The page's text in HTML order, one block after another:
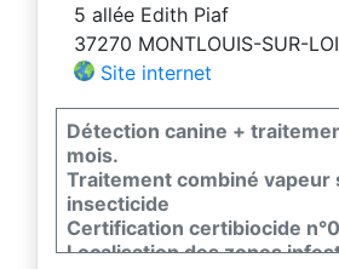
5 allée Edith Piaf
37270 MONTLOUIS-SUR-
Site internet
Détection canine +
mois.
Traitement combiné vapeur
insecticide
Certification certibiocide
Localisation des zones